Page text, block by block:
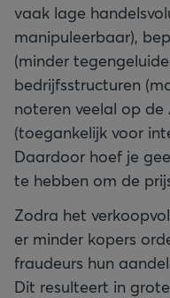
vaak lage
manipuleerbaar),
(minder
bedrijfsstructuren
noteren veelal op de
(toegankelijk voor
Daardoor hoef je
te hebben om de
Zodra het
er minder kopers
fraudeurs hun
Dit resulteert in